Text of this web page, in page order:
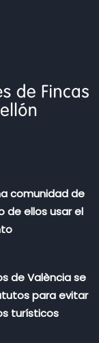
comunidad de
de ellos usar el
de València se
para evitar
turísticos